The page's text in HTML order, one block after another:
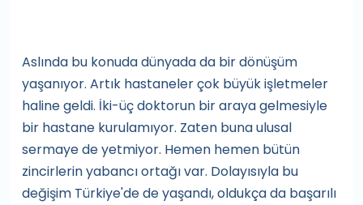
Aslında bu konuda dünyada da bir dönüşüm
yaşanıyor. Artık hastaneler çok büyük işletmeler
haline geldi. İki-üç doktorun bir araya gelmesiyle
bir hastane kurulamıyor. Zaten buna ulusal
sermaye de yetmiyor. Hemen hemen bütün
zincirlerin yabancı ortağı var. Dolayısıyla bu
değişim Türkiye'de de yaşandı, oldukça da başarılı